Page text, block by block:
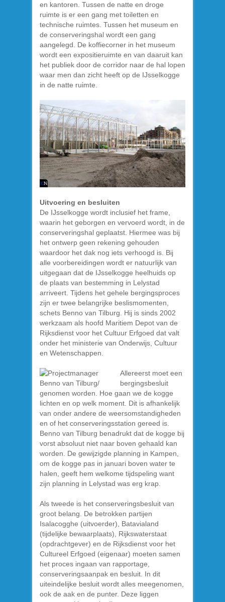
en kantoren. Tussen de natte en droge
ruimte is er een gang met toiletten en
technische ruimtes. Tussen het museum en
de conserveringshal wordt een gang
aangelegd. De koffiecorner in het museum
wordt een expositieruimte en van daaruit kan
het publiek door de corridor naar de hal lopen
waar men dan zicht heeft op de IJsselkogge
in de natte ruimte.
Uitvoering en besluiten
De IJsselkogge wordt inclusief het frame,
waarin het geborgen en vervoerd wordt, in de
conserveringshal geplaatst. Hiermee was bij
het ontwerp geen rekening gehouden
waardoor het dak nog iets verhoogd is. Bij
alle voorbereidingen wordt er natuurlijk van
uitgegaan dat de IJsselkogge heelhuids op
de plaats van bestemming in Lelystad
arriveert. Tijdens het gehele bergingsproces
zijn er twee belangrijke beslismomenten,
schets Benno van Tilburg. Hij is sinds 2002
werkzaam als hoofd Maritiem Depot van de
Rijksdienst voor het Cultuur Erfgoed dat valt
onder het ministerie van Onderwijs, Cultuur
en Wetenschappen.
Allereerst moet een
bergingsbesluit
genomen worden. Hoe gaan we de kogge
lichten en op welk moment. Dit is afhankelijk
van onder andere de weersomstandigheden
en of het conserveringsstation gereed is.
Benno van Tilburg benadrukt dat de kogge bij
vorst absoluut niet naar boven gehaald kan
worden. De gewijzigde planning in Kampen,
om de kogge pas in januari boven water te
halen, geeft hem welkome tijdspeling want
zijn planning in Lelystad was erg krap.
Als tweede is het conserveringsbesluit van
groot belang. De betrokken partijen
Isalacogghe (uitvoerder), Batavialand
(tijdelijke bewaarplaats), Rijkswaterstaat
(opdrachtgever) en de Rijksdienst voor het
Cultureel Erfgoed (eigenaar) moeten samen
het proces ingaan van rapportage,
conserveringsaanpak en besluit. In dit
uiteindelijke besluit wordt alles meegenomen,
ook de aak en de punter. Deze liggen